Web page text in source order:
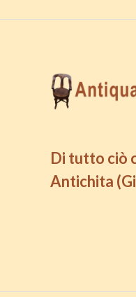
Di tutto ciò
Antichita